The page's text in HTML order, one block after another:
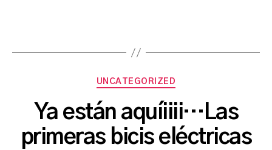
Categories
UNCATEGORIZED
Ya están aquíiiii…Las
primeras bicis eléctricas
y